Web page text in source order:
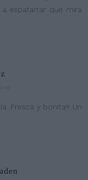
espatarrar que mira
Fresca y bonita!!! Un